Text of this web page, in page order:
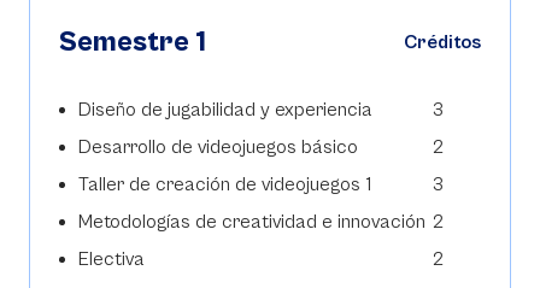
Semestre 1 Créditos
Diseño de jugabilidad y experiencia
3
Desarrollo de videojuegos básico
2
Taller de creación de videojuegos 1
3
Metodologías de creatividad e innovación 2
Electiva
2